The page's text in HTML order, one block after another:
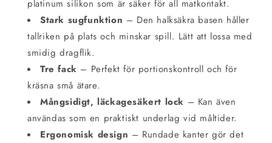
platinum silikon som är säker för all matkontakt.
Stark sugfunktion – Den halksäkra basen håller
tallriken på plats och minskar spill. Lätt att lossa med
smidig dragflik.
Tre fack – Perfekt för portionskontroll och för
kräsna små ätare.
Mångsidigt, läckagesäkert lock – Kan även
användas som en praktiskt underlag vid måltider.
Ergonomisk design – Rundade kanter gör det